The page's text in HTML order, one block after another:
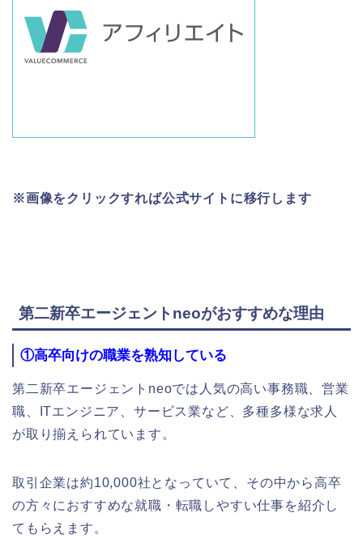
※画像をクリックすれば公式サイトに移行します
第二新卒エージェントneoがおすすめな理由
①高卒向けの職業を熟知している
第二新卒エージェントneoでは人気の高い事務職、営業
職、ITエンジニア、サービス業など、多種多様な求人
が取り揃えられています。
取引企業は約10,000社となっていて、その中から高卒
の方々におすすめな就職・転職しやすい仕事を紹介し
てもらえます。